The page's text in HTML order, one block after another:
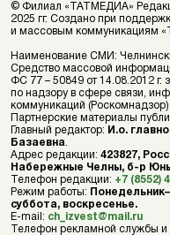
© Филиал «ТАТМЕДИА»
2025 гг. Создано при
и массовым коммуникациям
Наименование СМИ:
Средство массовой
ФС 77 – 50849 от 14.08.2012 г.
по надзору в сфере связи,
коммуникаций (Роскомнадзор)
Партнерские материалы
Главный редактор: И.о.
Базаевна
Адрес редакции: 423827,
Набережные Челны, б-р
Телефон редакции: +7 (8552)
Режим работы:
суббота, воскресенье.
E-mail: ch_izvest@mail.ru
Телефон рекламной службы и